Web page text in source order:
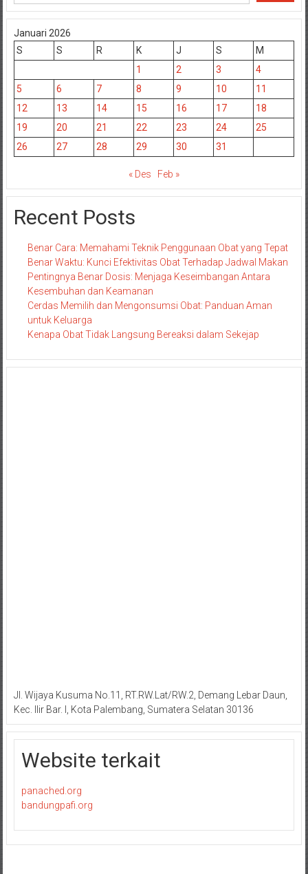
Januari 2026
S
S R K J S
M
1
2 3
4
5
6 7 8 9 10
11
12
13 14 15 16 17
18
19
20 21 22 23 24
25
26
27 28 29 30 31
« Des Feb »
Recent Posts
Benar Cara: Memahami Teknik Penggunaan Obat yang Tepat
Benar Waktu: Kunci Efektivitas Obat Terhadap Jadwal Makan
Pentingnya Benar Dosis: Menjaga Keseimbangan Antara
Kesembuhan dan Keamanan
Cerdas Memilih dan Mengonsumsi Obat: Panduan Aman
untuk Keluarga
Kenapa Obat Tidak Langsung Bereaksi dalam Sekejap
Jl. Wijaya Kusuma No.11, RT.RW.Lat/RW.2, Demang Lebar Daun,
Kec. Ilir Bar. I, Kota Palembang, Sumatera Selatan 30136
Website terkait
panached.org
bandungpafi.org